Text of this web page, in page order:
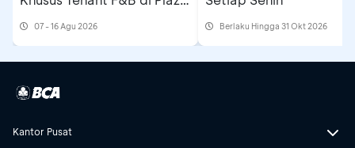
07 - 16 Agu 2026 Berlaku Hingga 31 Okt 2026
Kantor Pusat